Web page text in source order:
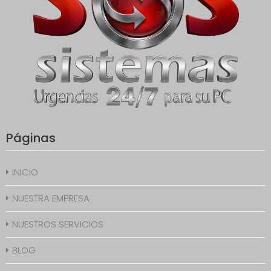
Páginas
INICIO
NUESTRA EMPRESA
NUESTROS SERVICIOS
BLOG